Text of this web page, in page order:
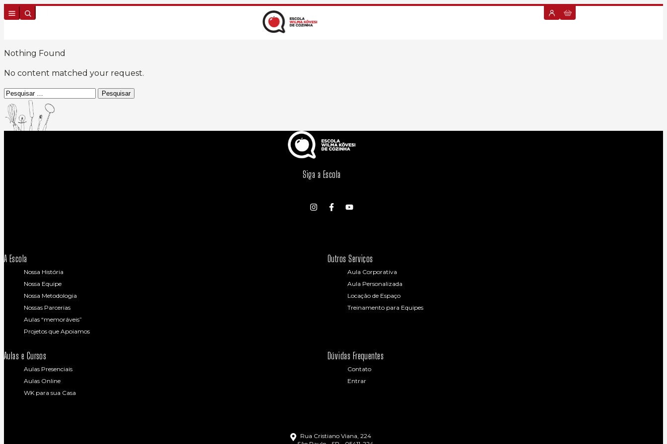
Skip to content
Nothing Found
No content matched your request.
Pesquisar
por:
Siga a Escola
A Escola
Nossa História
Nossa Equipe
Nossa Metodologia
Nossas Parcerias
Aulas “memoráveis”
Projetos que Apoiamos
Outros Serviços
Aula Corporativa
Aula Personalizada
Locação de Espaço
Treinamento para Equipes
Aulas e Cursos
Aulas Presenciais
Aulas Online
WK para sua Casa
Dúvidas Frequentes
Contato
Entrar
Rua Cristiano Viana, 224